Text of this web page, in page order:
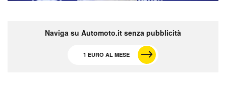
Naviga su Automoto.it senza pubblicità
1 EURO AL MESE